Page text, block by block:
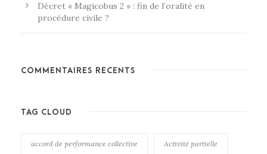
Décret « Magicobus 2 » : fin de l’oralité en
procédure civile ?
COMMENTAIRES RÉCENTS
TAG CLOUD
accord de performance collective Activité partielle